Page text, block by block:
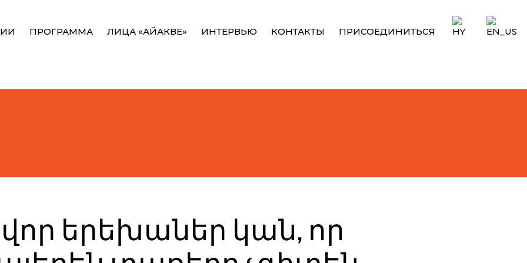
ПРОГРАММА ЛИЦА «АЙАКВЕ» ИНТЕРВЬЮ КОНТАКТЫ ПРИСОЕДИНИТЬСЯ
երեխաներ կան, որ